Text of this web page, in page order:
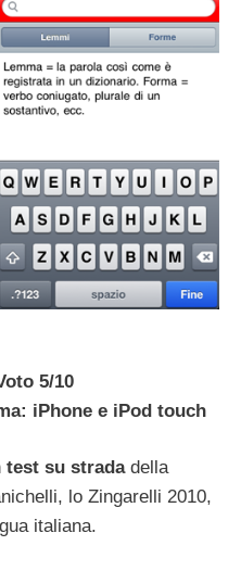
5/10
iPhone e iPod touch
test su stradadella
lo Zingarelli 2010,
italiana.